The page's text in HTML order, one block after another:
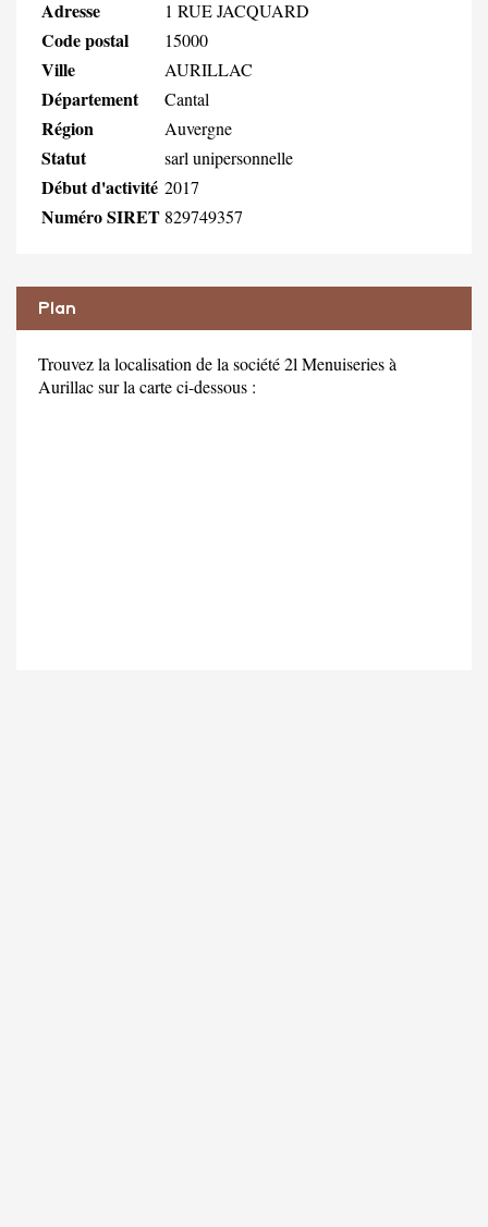
Adresse 1 RUE JACQUARD
Code postal 15000
Ville AURILLAC
Département Cantal
Région Auvergne
Statut sarl unipersonnelle
Début d'activité 2017
Numéro SIRET 829749357
Plan
Trouvez la localisation de la société 2l Menuiseries à
Aurillac sur la carte ci-dessous :